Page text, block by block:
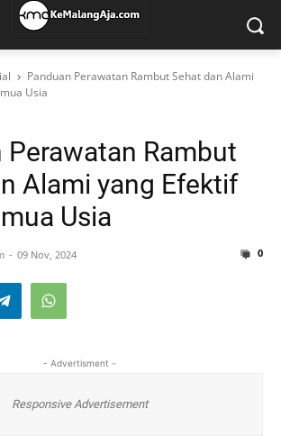
Panduan Perawatan Rambut Sehat dan Alami
Usia
Perawatan Rambut
Alami yang Efektif
Usia
09 Nov, 2024 0
- Advertisment -
Responsive Advertisement